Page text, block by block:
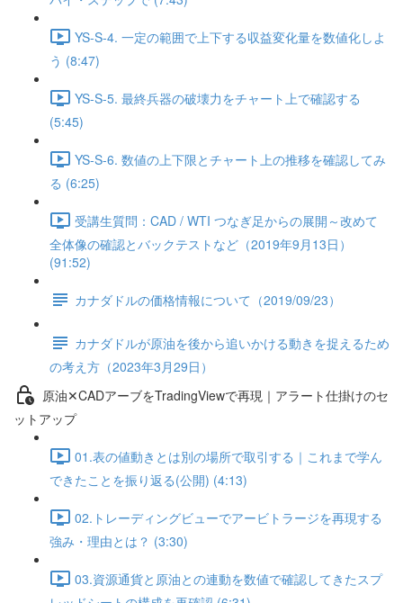
YS-S-4. 一定の範囲で上下する収益変化量を数値化しよ
う (8:47)
YS-S-5. 最終兵器の破壊力をチャート上で確認する
(5:45)
YS-S-6. 数値の上下限とチャート上の推移を確認してみ
る (6:25)
受講生質問：CAD / WTI つなぎ足からの展開～改めて
全体像の確認とバックテストなど（2019年9月13日）
(91:52)
カナダドルの価格情報について（2019/09/23）
カナダドルが原油を後から追いかける動きを捉えるため
の考え方（2023年3月29日）
原油✕CADアーブをTradingViewで再現｜アラート仕掛けのセ
ットアップ
01.表の値動きとは別の場所で取引する｜これまで学ん
できたことを振り返る(公開) (4:13)
02.トレーディングビューでアービトラージを再現する
強み・理由とは？ (3:30)
03.資源通貨と原油との連動を数値で確認してきたスプ